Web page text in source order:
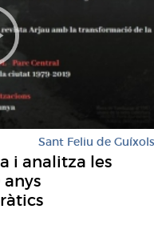
Sant Feliu de Guíxols
i analitza les